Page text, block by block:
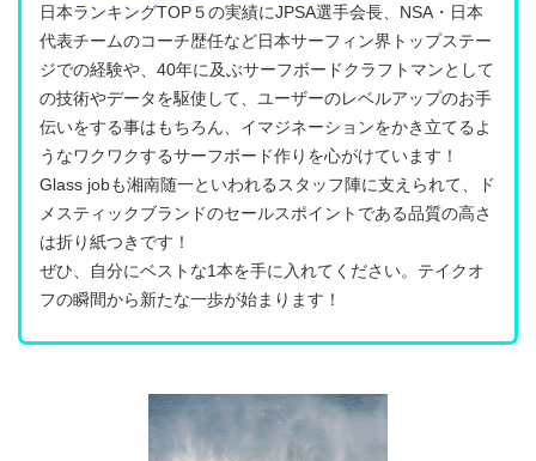
日本ランキングTOP５の実績にJPSA選手会長、NSA・日本
代表チームのコーチ歴任など日本サーフィン界トップステー
ジでの経験や、40年に及ぶサーフボードクラフトマンとして
の技術やデータを駆使して、ユーザーのレベルアップのお手
伝いをする事はもちろん、イマジネーションをかき立てるよ
うなワクワクするサーフボード作りを心がけています！
Glass jobも湘南随一といわれるスタッフ陣に支えられて、ド
メスティックブランドのセールスポイントである品質の高さ
は折り紙つきです！
ぜひ、自分にベストな1本を手に入れてください。テイクオ
フの瞬間から新たな一歩が始まります！